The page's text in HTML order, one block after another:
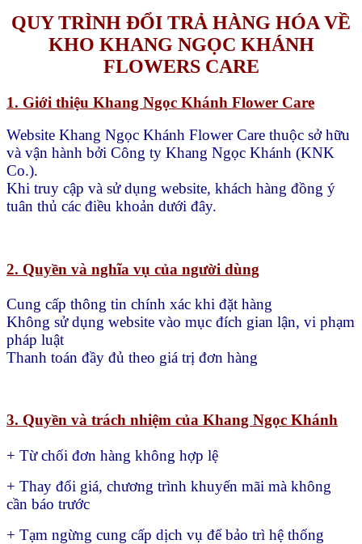
QUY TRÌNH ĐỔI TRẢ HÀNG HÓA VỀ
KHO KHANG NGỌC KHÁNH
FLOWERS CARE
1. Giới thiệu Khang Ngọc Khánh Flower Care
Website Khang Ngọc Khánh Flower Care thuộc sở hữu
và vận hành bởi Công ty Khang Ngọc Khánh (KNK
Co.).
Khi truy cập và sử dụng website, khách hàng đồng ý
tuân thủ các điều khoản dưới đây.
2. Quyền và nghĩa vụ của người dùng
Cung cấp thông tin chính xác khi đặt hàng
Không sử dụng website vào mục đích gian lận, vi phạm
pháp luật
Thanh toán đầy đủ theo giá trị đơn hàng
3. Quyền và trách nhiệm của Khang Ngọc Khánh
+ Từ chối đơn hàng không hợp lệ
+ Thay đổi giá, chương trình khuyến mãi mà không
cần báo trước
+ Tạm ngừng cung cấp dịch vụ để bảo trì hệ thống